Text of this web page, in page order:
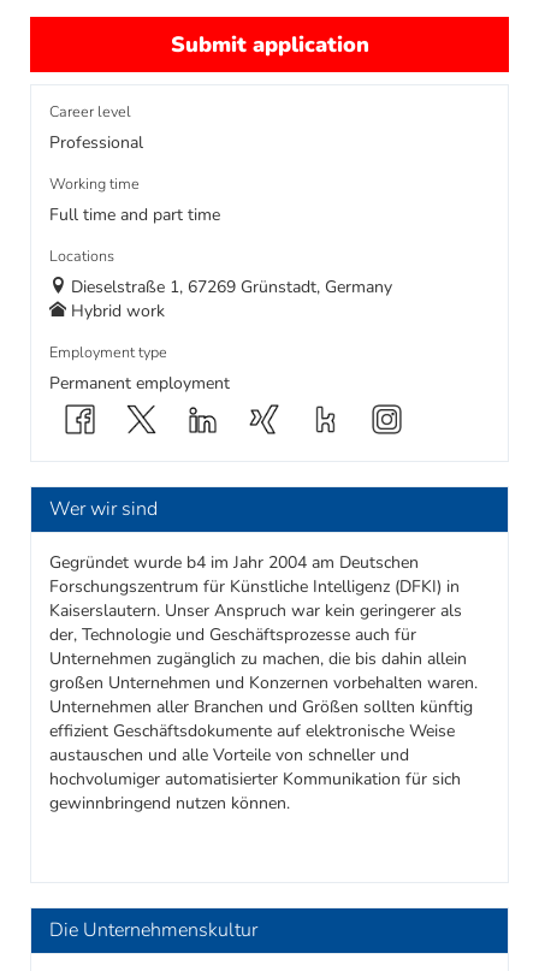
Submit application
Career level
Professional
Working time
Full time and part time
Locations
Dieselstraße 1, 67269 Grünstadt, Germany
Hybrid work
Employment type
Permanent employment
Wer wir sind
Gegründet wurde b4 im Jahr 2004 am Deutschen
Forschungszentrum für Künstliche Intelligenz (DFKI) in
Kaiserslautern. Unser Anspruch war kein geringerer als
der, Technologie und Geschäftsprozesse auch für
Unternehmen zugänglich zu machen, die bis dahin allein
großen Unternehmen und Konzernen vorbehalten waren.
Unternehmen aller Branchen und Größen sollten künftig
effizient Geschäftsdokumente auf elektronische Weise
austauschen und alle Vorteile von schneller und
hochvolumiger automatisierter Kommunikation für sich
gewinnbringend nutzen können.
Die Unternehmenskultur